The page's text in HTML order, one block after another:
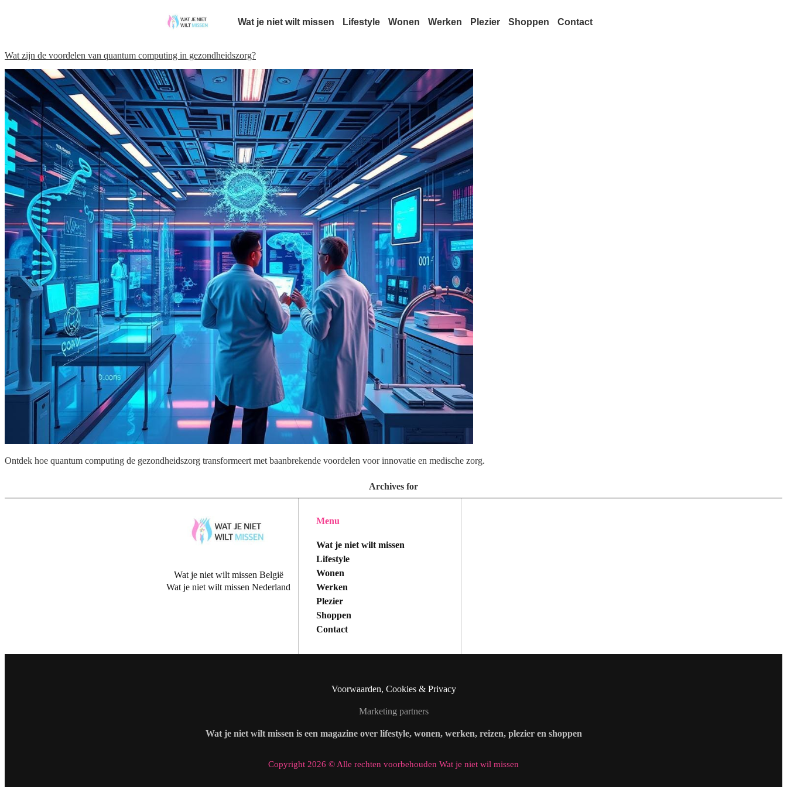
Wat je niet wilt missen Lifestyle Wonen Werken Plezier Shoppen Contact
Wat zijn de voordelen van quantum computing in gezondheidszorg?
Ontdek hoe quantum computing de gezondheidszorg transformeert met baanbrekende voordelen voor innovatie en medische zorg.
Archives for
Wat je niet wilt missen België
Wat je niet wilt missen Nederland
Menu
Wat je niet wilt missen
Lifestyle
Wonen
Werken
Plezier
Shoppen
Contact
Voorwaarden, Cookies & Privacy
Marketing partners
Wat je niet wilt missen is een magazine over lifestyle, wonen, werken, reizen, plezier en shoppen
Copyright 2026 © Alle rechten voorbehouden Wat je niet wil missen